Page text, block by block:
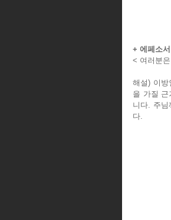
+ 에페소
< 여러분
해설) 이방
을 가질 근
니다. 주
다.